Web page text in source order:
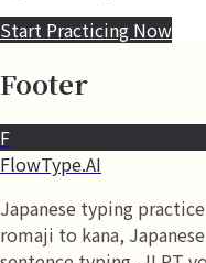
Start Practicing Now
Footer
F
FlowType.AI
Japanese typing
romaji to kana,